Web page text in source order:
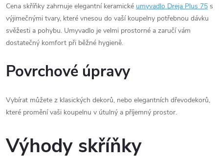
Cena skříňky zahrnuje elegantní keramické umyvadlo Dreja Plus 75 s
výjimečnými tvary, které vnesou do vaší koupelny potřebnou dávku
svěžesti a pohybu. Umyvadlo je velmi prostorné a zaručí vám
dostatečný komfort při běžné hygieně.
Povrchové úpravy
Vybírat můžete z klasických dekorů, nebo elegantních dřevodekorů,
které promění vaši koupelnu v útulný a příjemný prostor.
Výhody skříňky